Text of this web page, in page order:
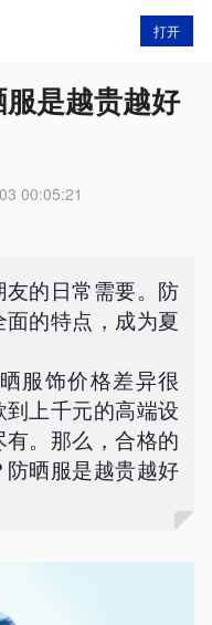
打开
是越贵越好
00:05:21
的日常需要。防
的特点，成为夏
服饰价格差异很
上千元的高端设
。那么，合格的
晒服是越贵越好